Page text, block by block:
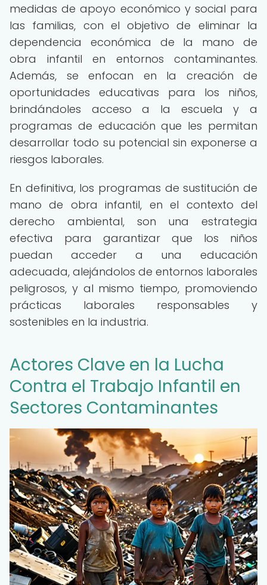
medidas de apoyo económico y social para
las familias, con el objetivo de eliminar la
dependencia económica de la mano de
obra infantil en entornos contaminantes.
Además, se enfocan en la creación de
oportunidades educativas para los niños,
brindándoles acceso a la escuela y a
programas de educación que les permitan
desarrollar todo su potencial sin exponerse a
riesgos laborales.
En definitiva, los programas de sustitución de
mano de obra infantil, en el contexto del
derecho ambiental, son una estrategia
efectiva para garantizar que los niños
puedan acceder a una educación
adecuada, alejándolos de entornos laborales
peligrosos, y al mismo tiempo, promoviendo
prácticas laborales responsables y
sostenibles en la industria.
Actores Clave en la Lucha
Contra el Trabajo Infantil en
Sectores Contaminantes